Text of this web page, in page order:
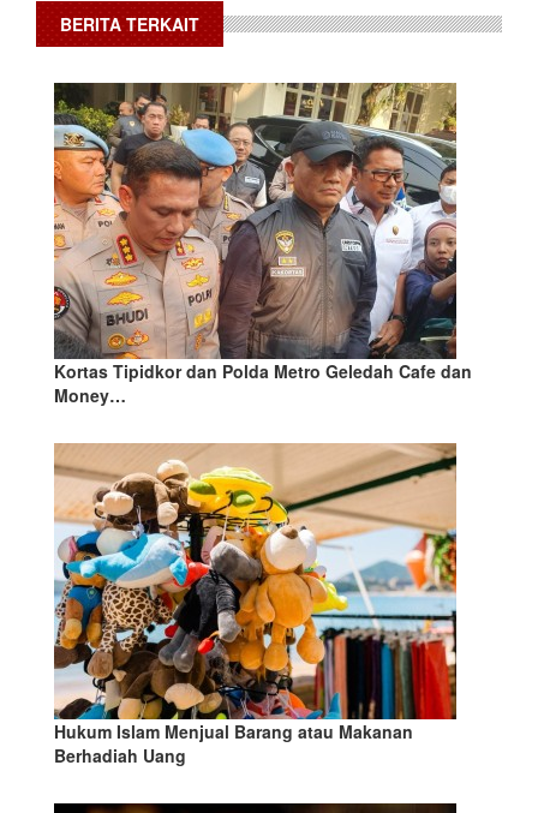
BERITA TERKAIT
Kortas Tipidkor dan Polda Metro Geledah Cafe dan
Money…
Hukum Islam Menjual Barang atau Makanan
Berhadiah Uang